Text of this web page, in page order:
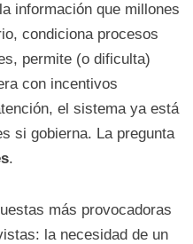
información que millones
condiciona procesos
permite (o dificulta)
con incentivos
el sistema ya está
si gobierna. La pregunta
.
más provocadoras
la necesidad de un